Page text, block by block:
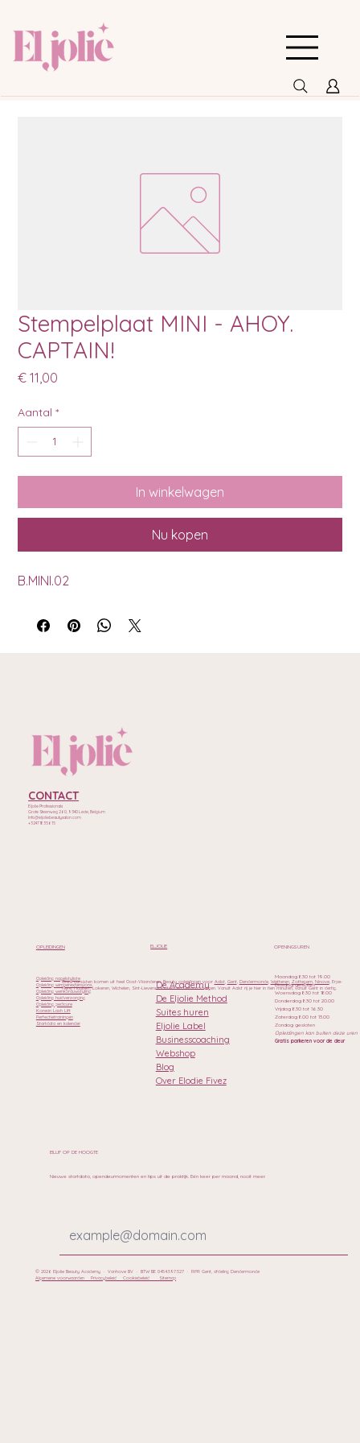
Stempelplaat MINI - AHOY.
CAPTAIN!
€ 11,00
Aantal *
In winkelwagen
Nu kopen
B.MINI.02
Maandag 8.30 tot 19.00
Dinsdag gesloten
Woensdag 8.30 tot 18.00
Donderdag 8.30 tot 20.00
Vrijdag 8.30 tot 16.30
Zaterdag 8.00 tot 13.00
Zondag gesloten
Opleidingen kan buiten deze uren
Gratis parkeren voor de deur
OPENINGSUREN
De Academy
De Eljolie Method
Suites huren
Eljolie Label
Businesscoaching
Webshop
Blog
Over Elodie Fivez
ELJOLIE
Opleiding nagelstyliste
Opleiding wimperextensions
Opleiding wenkbrauwstyling
Opleiding huidverzorging
Opleiding pedicure
Korean Lash Lift
Perfectietrainingen
Startdata en kalender
OPLEIDINGEN
CONTACT
Eljolie Professionals
Grote Steenweg 260, 9340 Lede, Belgium
Info@eljoliebeautysalon.com
+32471835615
BLIJF OP DE HOOGTE
Nieuwe startdata, opendeurmomenten en tips uit de praktijk. Eén keer per maand, nooit meer.
Onze cursisten komen uit heel Oost-Vlaanderen. Beauty opleidingen voor Aalst, Gent, Dendermonde, Wetteren, Zottegem, Ninove, Erpe-
Mere, Haaltert, Lokeren, Wichelen, Sint-Lievens-Houtem en Geraardsbergen. Vanuit Aalst rij je hier in tien minuten, vanuit Gent in dertig.
© 2026 Eljolie Beauty Academy · Vanhove BV · BTW BE 0454.597.527 · RPR Gent, afdeling Dendermonde
Algemene voorwaardenPrivacybeleidCookiebeleid Sitemap